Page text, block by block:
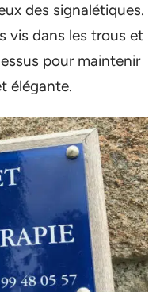
des signalétiques.
vis dans les trous et
pour maintenir
élégante.